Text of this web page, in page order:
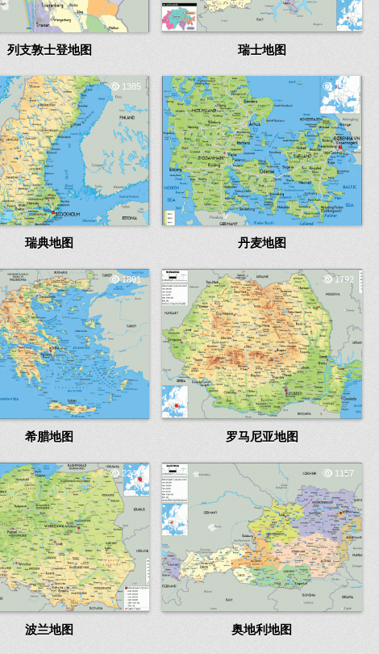
列支敦士登地图 瑞士地图
1385
瑞典地图
1425
丹麦地图
1891
希腊地图
1792
罗马尼亚地图
2248
波兰地图
1157
奥地利地图